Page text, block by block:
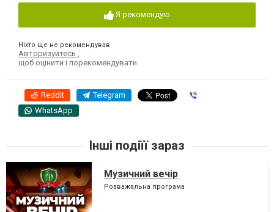
Я рекомендую
Ніхто ще не рекомендував
Авторизуйтесь
щоб оцінити і порекомендувати
Reddit Telegram
WhatsApp
Інші подіїї зараз
Музичний вечір
Розважальна програма